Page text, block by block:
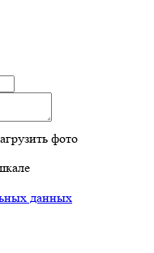
фото
данных